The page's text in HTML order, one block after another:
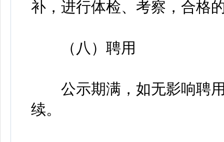
补，进行体检、考察，合格
（八）聘用
公示期满，如无影响聘用
续。